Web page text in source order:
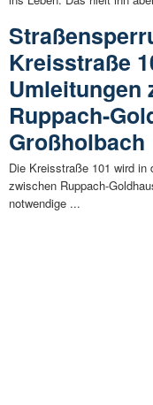
Kreisstraße
Umleitungen
Ruppach-
Großholbach
Die Kreisstraße 101 wird in
zwischen Ruppach-
notwendige ...